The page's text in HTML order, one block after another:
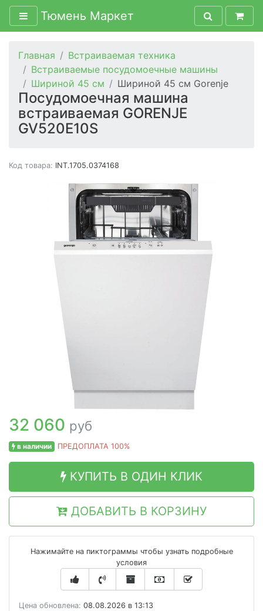
Тюмень Маркет
Главная
Встраиваемая техника
Встраиваемые посудомоечные машины
Шириной 45 см
Шириной 45 см Gorenje
Посудомоечная машина
встраиваемая GORENJE
GV520E10S
Код товара: INT.1705.0374168
32 060 руб
в наличии ПРЕДОПЛАТА 100%
КУПИТЬ В ОДИН КЛИК
ДОБАВИТЬ В КОРЗИНУ
Нажимайте на пиктограммы чтобы узнать подробные
условия
Цена обновлена: 08.08.2026 в 13:13